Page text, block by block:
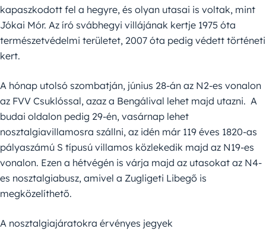
kapaszkodott fel a hegyre, és olyan utasai is voltak, mint
Jókai Mór. Az író svábhegyi villájának kertje 1975 óta
természetvédelmi területet, 2007 óta pedig védett történeti
kert.
A hónap utolsó szombatján, június 28-án az N2-es vonalon
az FVV Csuklóssal, azaz a Bengálival lehet majd utazni. A
budai oldalon pedig 29-én, vasárnap lehet
nosztalgiavillamosra szállni, az idén már 119 éves 1820-as
pályaszámú S típusú villamos közlekedik majd az N19-es
vonalon. Ezen a hétvégén is várja majd az utasokat az N4-
es nosztalgiabusz, amivel a Zugligeti Libegő is
megközelíthető.
A nosztalgiajáratokra érvényes jegyek